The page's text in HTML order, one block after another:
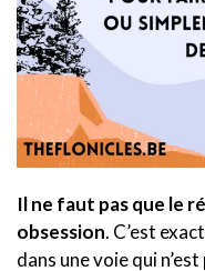
Il ne faut pas que le
obsession. C’est
dans une voie qui